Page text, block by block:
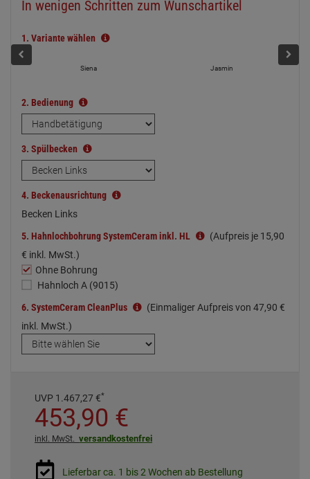
In wenigen Schritten zum Wunschartikel
1. Variante wählen
Siena Jasmin
2. Bedienung
3. Spülbecken
4. Beckenausrichtung
Becken Links
5. Hahnlochbohrung SystemCeram inkl. HL (Aufpreis je 15,90
€ inkl. MwSt.)
Ohne Bohrung
Hahnloch A (9015)
6. SystemCeram CleanPlus (Einmaliger Aufpreis von 47,90 €
inkl. MwSt.)
UVP 1.467,27 €*
453,90 €
inkl. MwSt. versandkostenfrei
Lieferbar ca. 1 bis 2 Wochen ab Bestellung